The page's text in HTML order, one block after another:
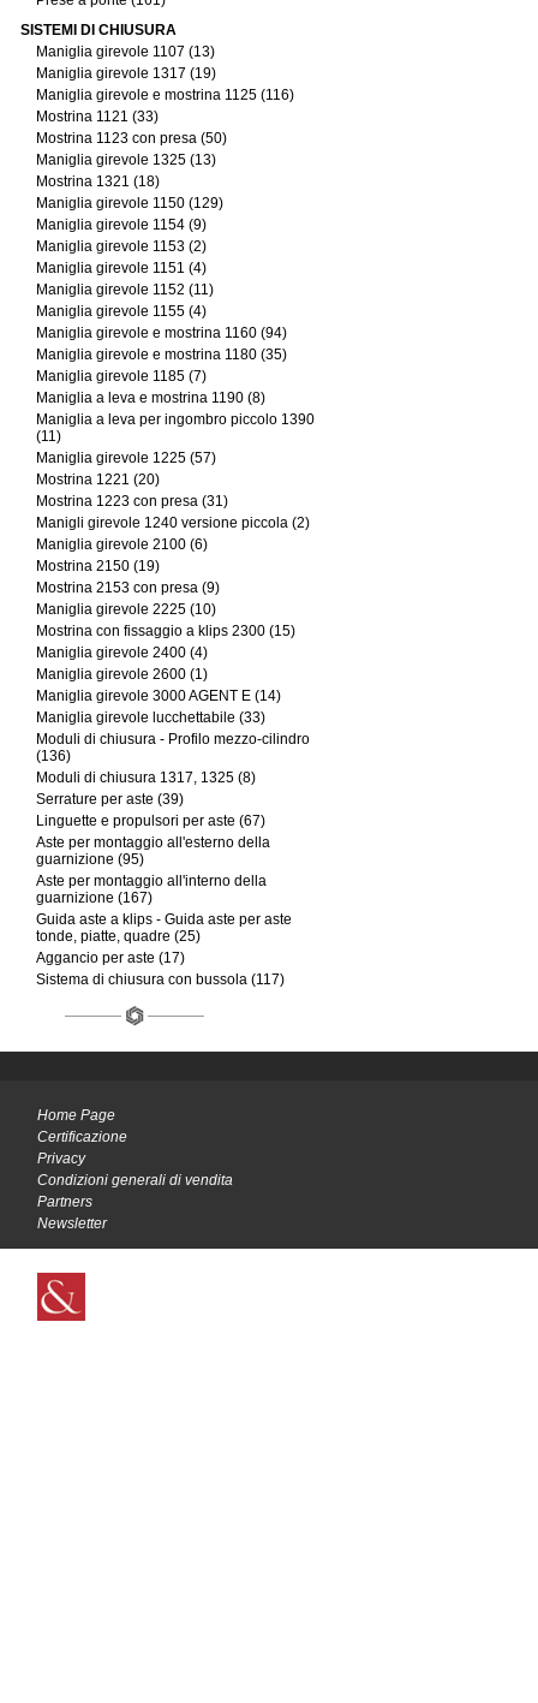
SISTEMI DI CHIUSURA
Maniglia girevole 1107 (13)
Maniglia girevole 1317 (19)
Maniglia girevole e mostrina 1125 (116)
Mostrina 1121 (33)
Mostrina 1123 con presa (50)
Maniglia girevole 1325 (13)
Mostrina 1321 (18)
Maniglia girevole 1150 (129)
Maniglia girevole 1154 (9)
Maniglia girevole 1153 (2)
Maniglia girevole 1151 (4)
Maniglia girevole 1152 (11)
Maniglia girevole 1155 (4)
Maniglia girevole e mostrina 1160 (94)
Maniglia girevole e mostrina 1180 (35)
Maniglia girevole 1185 (7)
Maniglia a leva e mostrina 1190 (8)
Maniglia a leva per ingombro piccolo 1390
(11)
Maniglia girevole 1225 (57)
Mostrina 1221 (20)
Mostrina 1223 con presa (31)
Manigli girevole 1240 versione piccola (2)
Maniglia girevole 2100 (6)
Mostrina 2150 (19)
Mostrina 2153 con presa (9)
Maniglia girevole 2225 (10)
Mostrina con fissaggio a klips 2300 (15)
Maniglia girevole 2400 (4)
Maniglia girevole 2600 (1)
Maniglia girevole 3000 AGENT E (14)
Maniglia girevole lucchettabile (33)
Moduli di chiusura - Profilo mezzo-cilindro
(136)
Moduli di chiusura 1317, 1325 (8)
Serrature per aste (39)
Linguette e propulsori per aste (67)
Aste per montaggio all'esterno della
guarnizione (95)
Aste per montaggio all'interno della
guarnizione (167)
Guida aste a klips - Guida aste per aste
tonde, piatte, quadre (25)
Aggancio per aste (17)
Sistema di chiusura con bussola (117)
Home Page
Certificazione
Privacy
Condizioni generali di vendita
Partners
Newsletter